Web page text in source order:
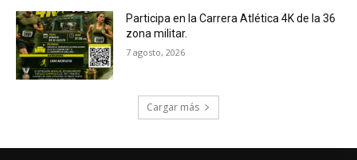
Participa en la Carrera Atlética 4K de la 36
zona militar.
7 agosto, 2026
Cargar más